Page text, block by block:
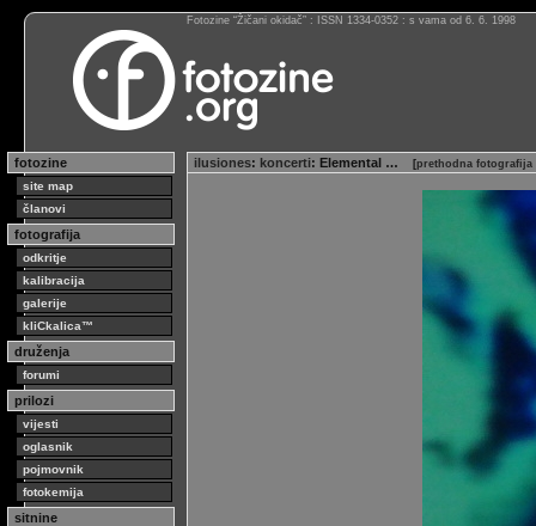
Fotozine “Žičani okidač” : ISSN 1334-0352 : s vama od 6. 6. 1998
fotozine
site map
članovi
fotografija
odkritje
kalibracija
galerije
kliCkalica™
druženja
forumi
prilozi
vijesti
oglasnik
pojmovnik
fotokemija
sitnine
ilusiones: koncerti: Elemental … [prethodna fotografija